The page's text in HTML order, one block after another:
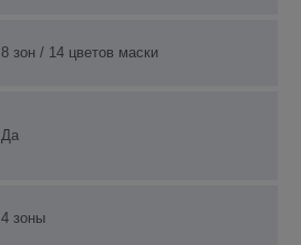
8 зон / 14 цветов маски
Да
4 зоны